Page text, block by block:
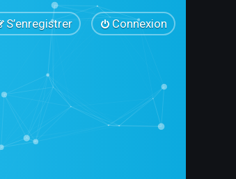
Connexion
S’enregistrer